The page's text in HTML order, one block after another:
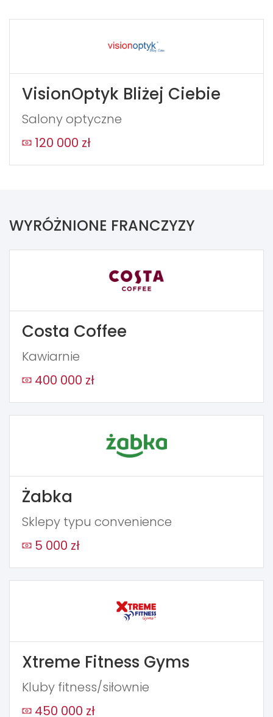
VisionOptyk Bliżej Ciebie
Salony optyczne
120 000 zł
WYRÓŻNIONE FRANCZYZY
Costa Coffee
Kawiarnie
400 000 zł
Żabka
Sklepy typu convenience
5 000 zł
Xtreme Fitness Gyms
Kluby fitness/siłownie
450 000 zł